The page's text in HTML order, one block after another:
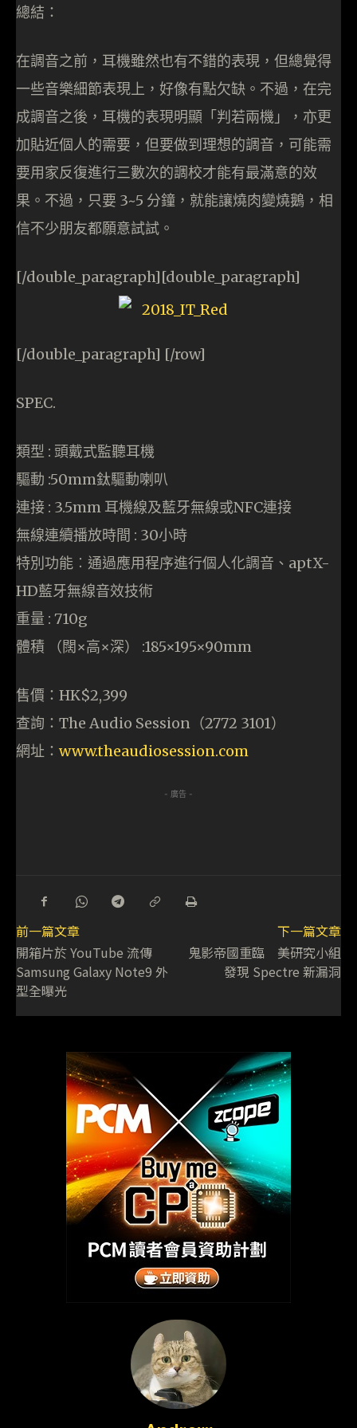
總結：
在調音之前，耳機雖然也有不錯的表現，但總覺得
一些音樂細節表現上，好像有點欠缺。不過，在完
成調音之後，耳機的表現明顯「判若兩機」，亦更
加貼近個人的需要，但要做到理想的調音，可能需
要用家反復進行三數次的調校才能有最滿意的效
果。不過，只要 3~5 分鐘，就能讓燒肉變燒鵝，相
信不少朋友都願意試試。
[/double_paragraph][double_paragraph]
[/double_paragraph] [/row]
SPEC.
類型 : 頭戴式監聽耳機
驅動 :50mm鈦驅動喇叭
連接 : 3.5mm 耳機線及藍牙無線或NFC連接
無線連續播放時間 : 30小時
特別功能︰通過應用程序進行個人化調音、aptX-
HD藍牙無線音效技術
重量 : 710g
體積 （闊×高×深） :185×195×90mm
售價：HK$2,399
查詢：The Audio Session（2772 3101）
網址： www.theaudiosession.com
- 廣告 -
前一篇文章
開箱片於 YouTube 流傳
Samsung Galaxy Note9 外
型全曝光
下一篇文章
鬼影帝國重臨 美研究小組
發現 Spectre 新漏洞